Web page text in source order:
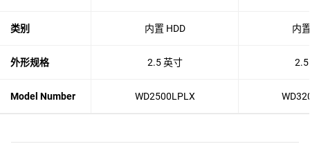
类别 内置 HDD 内
外形规格 2.5 英寸 2.5
Model Number WD2500LPLX